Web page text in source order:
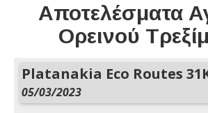
Αποτελέσματα
Ορεινού
Platanakia Eco Routes
05/03/2023